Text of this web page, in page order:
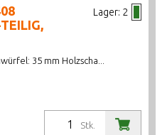
Lager: 2
35 mm Holzscha...
Stk.